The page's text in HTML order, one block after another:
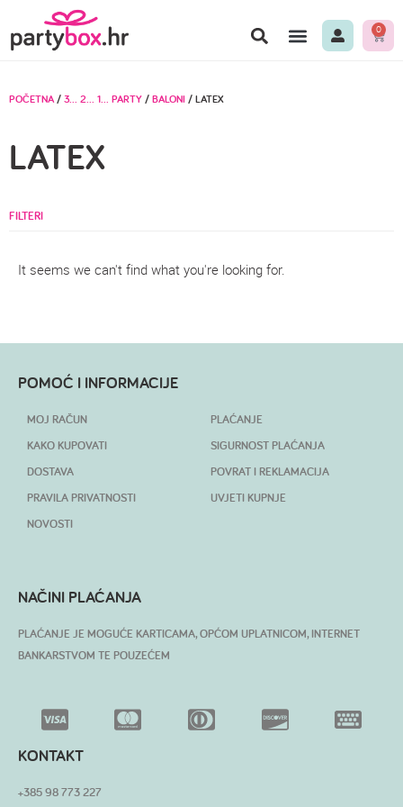
0
POČETNA/3… 2… 1… PARTY/BALONI/ LATEX
LATEX
FILTERI
It seems we can't find what you're looking for.
POMOĆ I INFORMACIJE
MOJ RAČUN
KAKO KUPOVATI
DOSTAVA
PRAVILA PRIVATNOSTI
NOVOSTI
PLAĆANJE
SIGURNOST PLAĆANJA
POVRAT I REKLAMACIJA
UVJETI KUPNJE
NAČINI PLAĆANJA
PLAĆANJE JE MOGUĆE KARTICAMA, OPĆOM UPLATNICOM, INTERNET
BANKARSTVOM TE POUZEĆEM
KONTAKT
+385 98 773 227